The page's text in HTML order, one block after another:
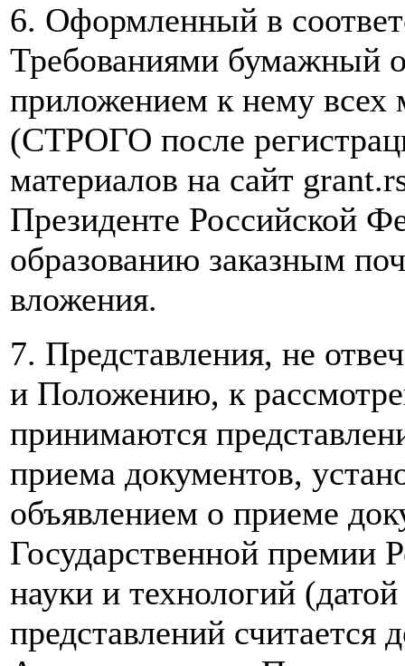
6. Оформленный в
Требованиями бумажный
приложением к нему всех
(СТРОГО после
материалов на сайт
Президенте Российской
образованию заказным
вложения.
7. Представления, не
и Положению, к
принимаются
приема документов,
объявлением о приеме
Государственной премии
науки и технологий
представлений